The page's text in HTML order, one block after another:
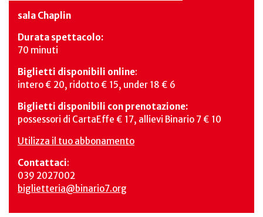
sala Chaplin
Durata spettacolo:
70 minuti
Biglietti disponibili online:
intero € 20, ridotto € 15, under 18 € 6
Biglietti disponibili con prenotazione:
possessori di CartaEffe € 17, allievi Binario 7 € 10
Utilizza il tuo abbonamento
Contattaci:
039 2027002
biglietteria@binario7.org